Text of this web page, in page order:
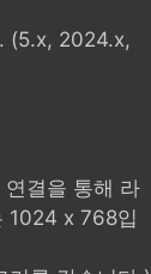
(5.x, 2024.x,
연결을 통해 라
1024 x 768입